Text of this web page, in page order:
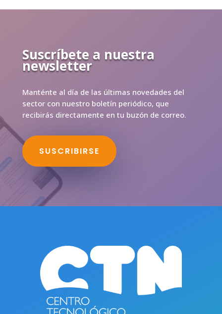
Suscríbete a nuestra
newsletter
Manténte al día de las últimas novedades del
sector con nuestro boletín periódico, que
recibirás directamente en tu buzón de correo.
SUSCRIBIRSE